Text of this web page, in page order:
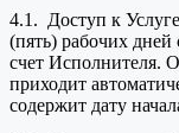
4.1. Доступ к
(пять) рабочих дней
счет Исполнителя.
приходит
содержит дату